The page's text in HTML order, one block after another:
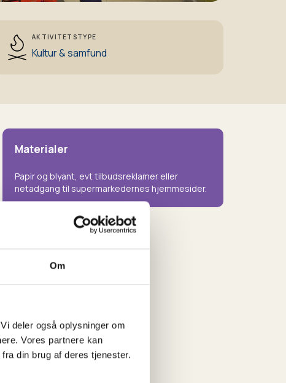
Om
deler også oplysninger om
Vores partnere kan
din brug af deres tjenester.
AKTIVITETSTYPE
Kultur & samfund
Materialer
Papir og blyant, evt tilbudsreklamer eller
netadgang til supermarkedernes hjemmesider.